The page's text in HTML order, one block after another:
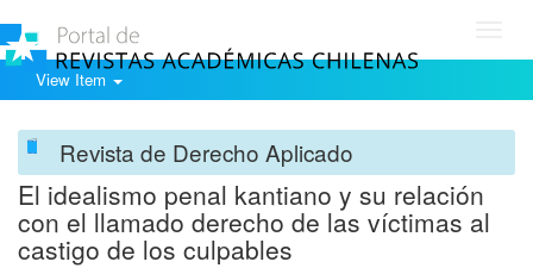
View Item
Revista de Derecho Aplicado
El idealismo penal kantiano y su relación
con el llamado derecho de las víctimas al
castigo de los culpables